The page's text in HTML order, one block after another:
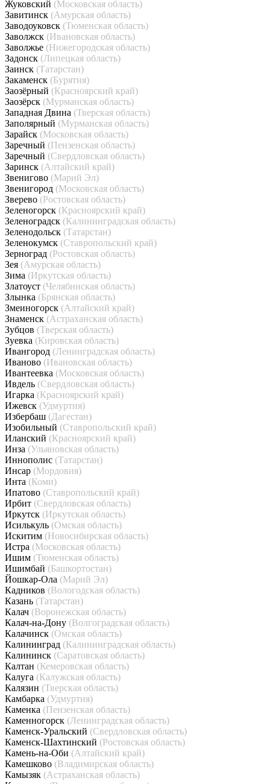
Жуковский (Московская область)
Завитинск (Амурская область)
Заводоуковск (Тюменская область)
Заволжск (Ивановская область)
Заволжье (Нижегородская область)
Задонск (Липецкая область)
Заинск (Татарстан)
Закаменск (Бурятия)
Заозёрный (Красноярский край)
Заозёрск (Мурманская область)
Западная Двина (Тверская область)
Заполярный (Мурманская область)
Зарайск (Московская область)
Заречный (Пензенская область)
Заречный (Свердловская область)
Заринск (Алтайский край)
Звенигово (Марий Эл)
Звенигород (Московская область)
Зверево (Ростовская область)
Зеленогорск (Красноярский край)
Зеленоградск (Калининградская область)
Зеленодольск (Татарстан)
Зеленокумск (Ставропольский край)
Зерноград (Ростовская область)
Зея (Амурская область)
Зима (Иркутская область)
Златоуст (Челябинская область)
Злынка (Брянская область)
Змеиногорск (Алтайский край)
Знаменск (Астраханская область)
Зубцов (Тверская область)
Зуевка (Кировская область)
Ивангород (Ленинградская область)
Иваново (Ивановская область)
Ивантеевка (Московская область)
Ивдель (Свердловская область)
Игарка (Красноярский край)
Ижевск (Удмуртия)
Избербаш (Дагестан)
Изобильный (Ставропольский край)
Иланский (Красноярский край)
Инза (Ульяновская область)
Иннополис (Татарстан)
Инсар (Мордовия)
Инта (Коми)
Ипатово (Ставропольский край)
Ирбит (Свердловская область)
Иркутск (Иркутская область)
Исилькуль (Омская область)
Искитим (Новосибирская область)
Истра (Московская область)
Ишим (Тюменская область)
Ишимбай (Башкортостан)
Йошкар-Ола (Марий Эл)
Кадников (Вологодская область)
Казань (Татарстан)
Калач (Воронежская область)
Калач-на-Дону (Волгоградская область)
Калачинск (Омская область)
Калининград (Калининградская область)
Калининск (Саратовская область)
Калтан (Кемеровская область)
Калуга (Калужская область)
Калязин (Тверская область)
Камбарка (Удмуртия)
Каменка (Пензенская область)
Каменногорск (Ленинградская область)
Каменск-Уральский (Свердловская область)
Каменск-Шахтинский (Ростовская область)
Камень-на-Оби (Алтайский край)
Камешково (Владимирская область)
Камызяк (Астраханская область)